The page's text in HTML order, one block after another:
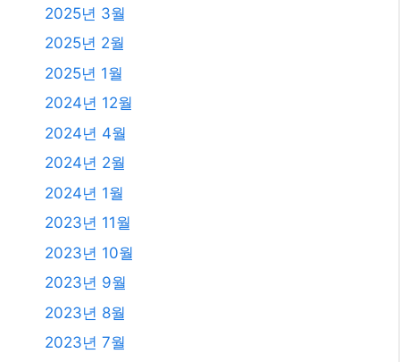
2025년 3월
2025년 2월
2025년 1월
2024년 12월
2024년 4월
2024년 2월
2024년 1월
2023년 11월
2023년 10월
2023년 9월
2023년 8월
2023년 7월